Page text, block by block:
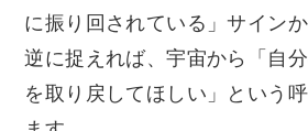
に振り回されている」サインか
逆に捉えれば、宇宙から「自
を取り戻してほしい」という